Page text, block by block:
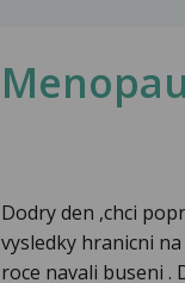
Dodry den ,chci
vysledky hranicni
roce navali buseni .